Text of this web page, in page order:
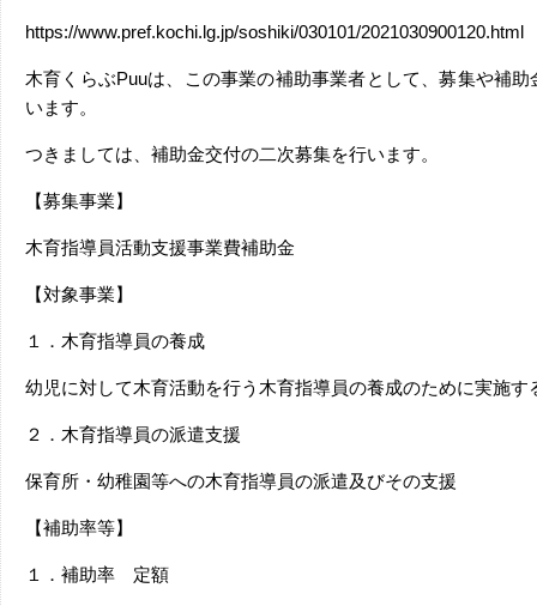
https://www.pref.kochi.lg.jp/soshiki/030101/2021030900120.html
木育くらぶPuuは、この事業の補助事業者として、募集や補
います。
つきましては、補助金交付の二次募集を行います。
【募集事業】
木育指導員活動支援事業費補助金
【対象事業】
１．木育指導員の養成
幼児に対して木育活動を行う木育指導員の養成のために実施す
２．木育指導員の派遣支援
保育所・幼稚園等への木育指導員の派遣及びその支援
【補助率等】
１．補助率 定額